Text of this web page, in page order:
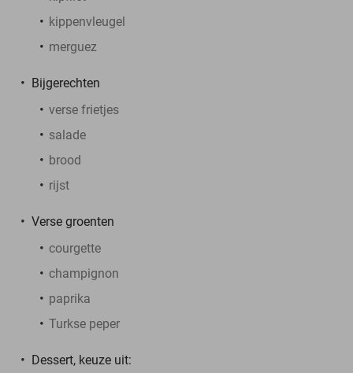
kippenvleugel
merguez
Bijgerechten
verse frietjes
salade
brood
rijst
Verse groenten
courgette
champignon
paprika
Turkse peper
Dessert, keuze uit: